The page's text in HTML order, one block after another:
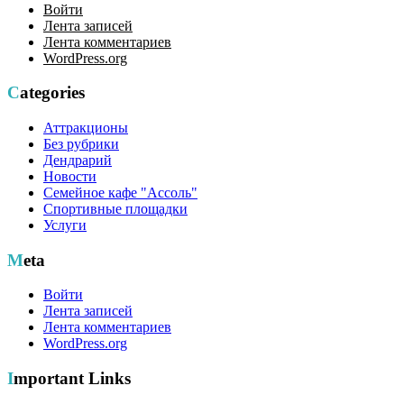
Войти
Лента записей
Лента комментариев
WordPress.org
Categories
Аттракционы
Без рубрики
Дендрарий
Новости
Семейное кафе "Ассоль"
Спортивные площадки
Услуги
Meta
Войти
Лента записей
Лента комментариев
WordPress.org
Important Links